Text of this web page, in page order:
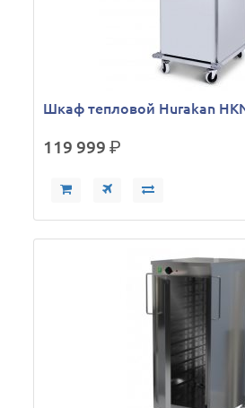
Шкаф тепловой Hurakan
119 999р.